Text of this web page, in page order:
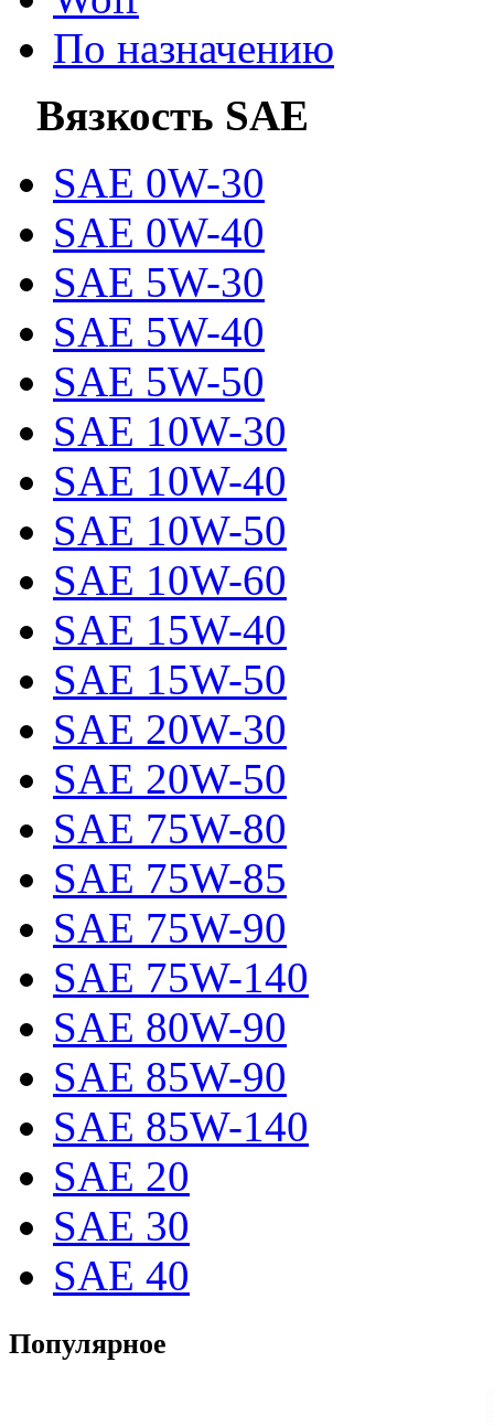
По назначению
Вязкость SAE
SAE 0W-30
SAE 0W-40
SAE 5W-30
SAE 5W-40
SAE 5W-50
SAE 10W-30
SAE 10W-40
SAE 10W-50
SAE 10W-60
SAE 15W-40
SAE 15W-50
SAE 20W-30
SAE 20W-50
SAE 75W-80
SAE 75W-85
SAE 75W-90
SAE 75W-140
SAE 80W-90
SAE 85W-90
SAE 85W-140
SAE 20
SAE 30
SAE 40
Популярное